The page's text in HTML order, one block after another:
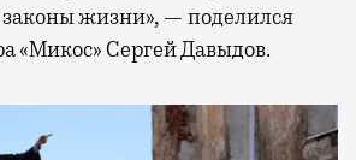
жизни», — поделился
«Микос» Сергей Давыдов.